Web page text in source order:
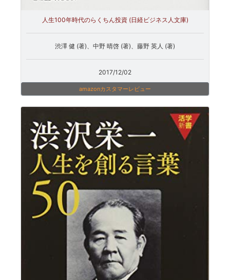
人生100年時代のらくちん投資 (日経ビジネス人文庫)
渋澤 健 (著)、中野 晴啓 (著)、藤野 英人 (著)
2017/12/02
amazonカスタマーレビュー